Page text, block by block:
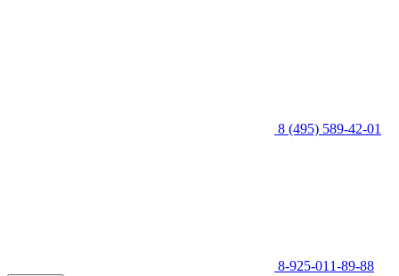
8 (495) 589-42-01
8-925-011-89-88